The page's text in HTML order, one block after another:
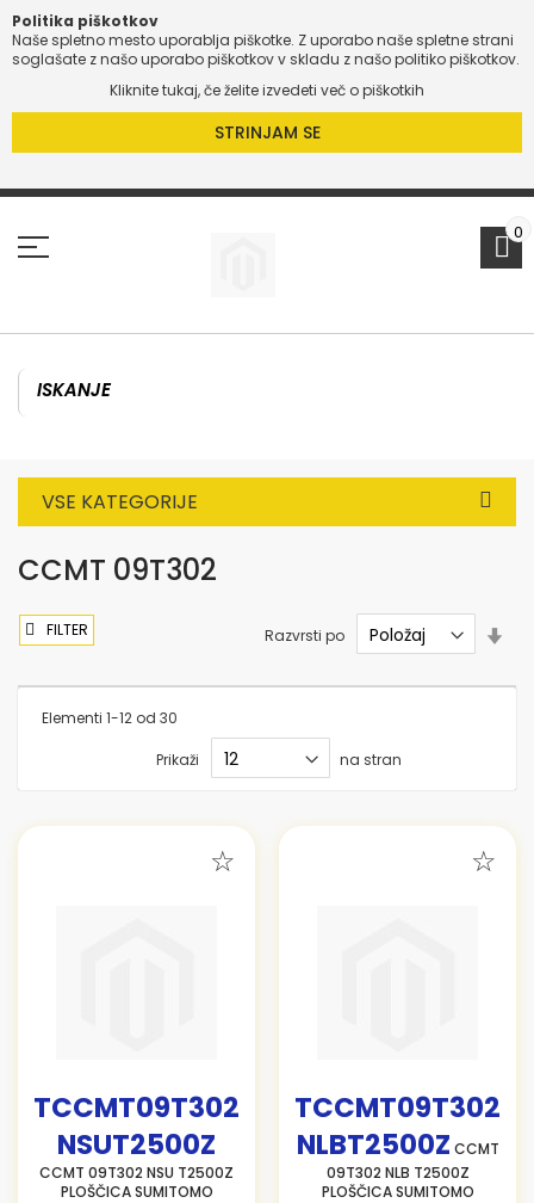
Politika piškotkov
Naše spletno mesto uporablja piškotke. Z uporabo naše spletne strani
soglašate z našo uporabo piškotkov v skladu z našo politiko piškotkov.
Kliknite tukaj, če želite izvedeti več o piškotkih
STRINJAM SE
Preskoči
0
VSE KATEGORIJE
CCMT 09T302
Elementi 1-12 od 30
Prikaži na stran
Razvrsti po
TCCMT09T302
NSUT2500Z
CCMT 09T302 NSU T2500Z
PLOŠČICA SUMITOMO
TCCMT09T302
NLBT2500Z CCMT
09T302 NLB T2500Z
PLOŠČICA SUMITOMO
FILTER